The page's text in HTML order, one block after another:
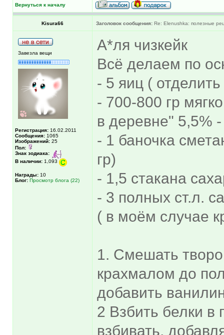
Вернуться к началу
Kisura66 Заголовок сообщения: Re: Elenushka: полезные
Завезла вещи
Регистрация: 16.02.2011
Сообщения: 1065
Изображений: 25
Пол:
Знак зодиака:
В наличии: 1,093
Награды: 10
Блог: Просмотр блога (22)
А*ля чизкейк
Всё делаем по
- 5 яиц (
- 700-800 гр
в деревне" 5,5%
- 1 баночка
гр)
- 1,5 стакана
- 3 полных ст.л.
( в моём случае
1. Смешать
крахмалом до
добавить
2 Взбить белки в
взбивать,